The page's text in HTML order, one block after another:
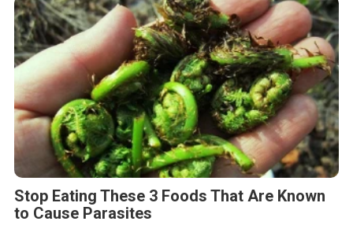
Stop Eating These 3 Foods That Are Known
to Cause Parasites